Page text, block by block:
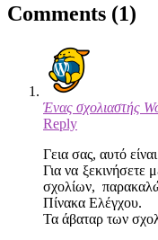
Comments (1)
Ένας σχολιαστής
Reply
Γεια σας, αυτό
Για να ξεκινήσετε
σχολίων,
Πίνακα Ελέγχου.
Τα άβαταρ των